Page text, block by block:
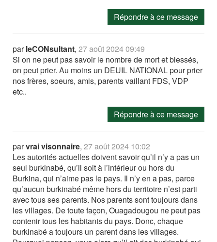
Répondre à ce message
parleCONsultant,27 août 2024 09:49
Si on ne peut pas savoir le nombre de mort et blessés,
on peut prier. Au moins un DEUIL NATIONAL pour prier
nos frères, soeurs, amis, parents vaillant FDS, VDP
etc..
Répondre à ce message
parvrai visonnaire,27 août 2024 10:02
Les autorités actuelles doivent savoir qu’il n’y a pas un
seul burkinabé, qu’il soit à l’intérieur ou hors du
Burkina, qui n’aime pas le pays. Il n’y en a pas, parce
qu’aucun burkinabé même hors du territoire n’est parti
avec tous ses parents. Nos parents sont toujours dans
les villages. De toute façon, Ouagadougou ne peut pas
contenir tous les habitants du pays. Donc, chaque
burkinabé a toujours un parent dans les villages.